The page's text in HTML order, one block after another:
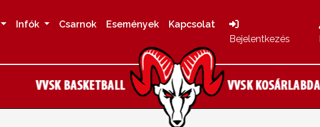
Infók Csarnok Események
Kapcsolat
Bejelentkezés